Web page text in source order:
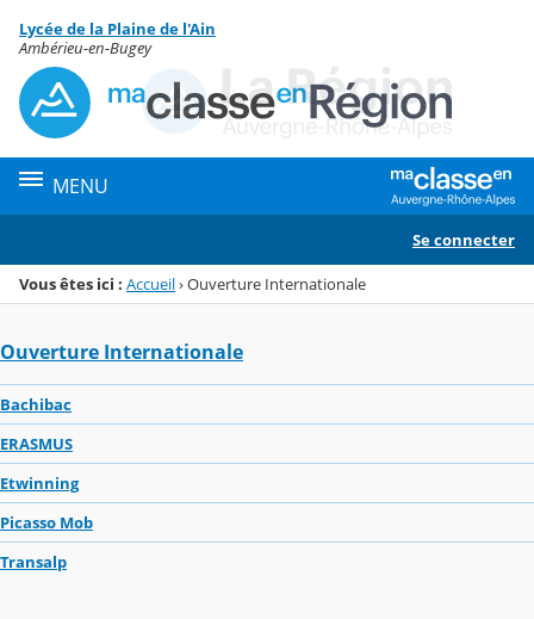
Menu de la rubrique
Contenu
Lycée de la Plaine de l'Ain
Ambérieu-en-Bugey
MENU
Se connecter
Vous êtes ici : Accueil›Ouverture Internationale
Ouverture Internationale
Bachibac
ERASMUS
Etwinning
Picasso Mob
Transalp